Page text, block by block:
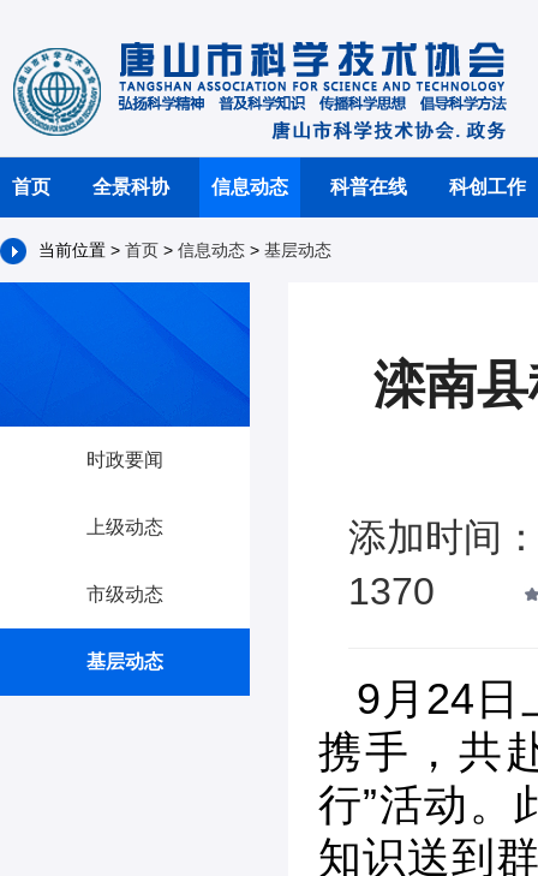
首页 全景科协 信息动态 科普在线 科创工作
当前位置 > 首页 > 信息动态 > 基层动态
时政要闻
上级动态
市级动态
基层动态
滦南
添加时间
1370
9月24日
携手，共
行”活动。
知识送到